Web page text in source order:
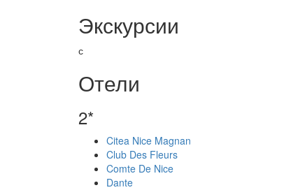
Экскурсии
с
Отели
2*
Citea Nice Magnan
Club Des Fleurs
Comte De Nice
Dante